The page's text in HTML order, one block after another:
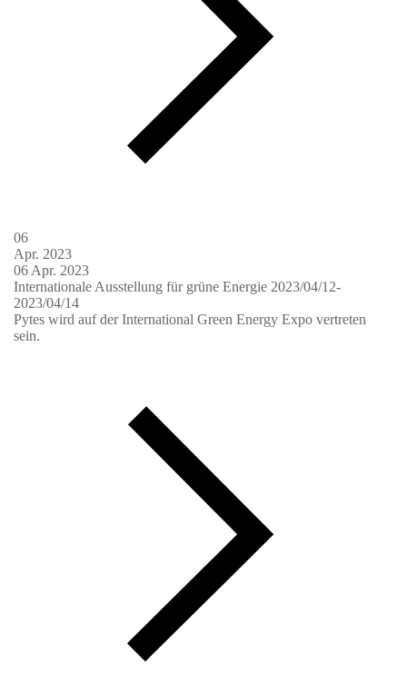
06
Apr. 2023
06 Apr. 2023
Internationale Ausstellung für grüne Energie 2023/04/12-
2023/04/14
Pytes wird auf der International Green Energy Expo vertreten
sein.